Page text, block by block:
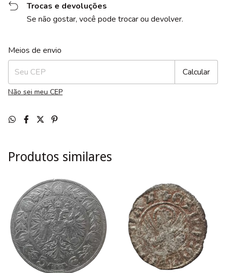
Trocas e devoluções
Se não gostar, você pode trocar ou devolver.
Entregas para o CEP:
Meios de envio
Calcular
Não sei meu CEP
Produtos similares